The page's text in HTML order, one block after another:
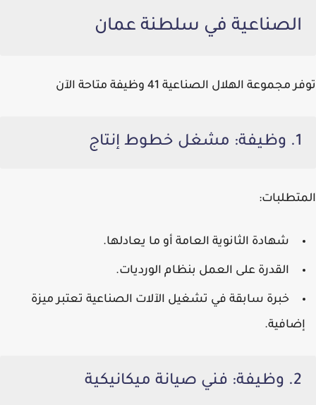
الصناعية في سلطنة عمان
توفر مجموعة الهلال الصناعية 41 وظيفة متاحة الآن
1. وظيفة: مشغل خطوط إنتاج
المتطلبات:
شهادة الثانوية العامة أو ما يعادلها.
القدرة على العمل بنظام الورديات.
خبرة سابقة في تشغيل الآلات الصناعية تعتبر ميزة
إضافية.
2. وظيفة: فني صيانة ميكانيكية